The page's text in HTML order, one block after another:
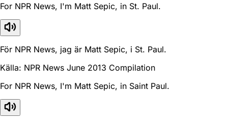
For NPR News, I'm Matt Sepic, in St. Paul.
För NPR News, jag är Matt Sepic, i St. Paul.
Källa: NPR News June 2013 Compilation
For NPR News, I'm Matt Sepic, in Saint Paul.